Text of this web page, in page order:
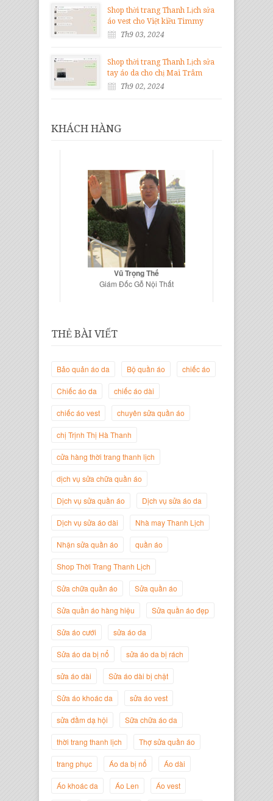
Shop thời trang Thanh Lịch sửa
áo vest cho Việt kiều Timmy
Th9 03, 2024
Shop thời trang Thanh Lịch sửa
tay áo da cho chị Mai Trâm
Th9 02, 2024
KHÁCH HÀNG
Vũ Trọng Thế
Giám Đốc Gỗ Nội Thất
Trịnh Thị Hà Thanh
Trang Thanh Lịch
Nguyễn Minh Đức
Nguyễn
THẺ BÀI VIẾT
Bảo quản áo da Bộ quần áo chiếc áo
Chiếc áo da chiếc áo dài
chiếc áo vest chuyên sửa quần áo
chị Trịnh Thị Hà Thanh
cửa hàng thời trang thanh lịch
dịch vụ sửa chữa quần áo
Dịch vụ sửa quần áo Dịch vụ sửa áo da
Dịch vụ sửa áo dài Nhà may Thanh Lịch
Nhận sửa quần áo quần áo
Shop Thời Trang Thanh Lịch
Sửa chữa quần áo Sửa quần áo
Sửa quần áo hàng hiệu Sửa quần áo đẹp
Sửa áo cưới sửa áo da
Sửa áo da bị nổ sửa áo da bị rách
sửa áo dài Sửa áo dài bị chật
Sửa áo khoác da sửa áo vest
sửa đầm dạ hội Sữa chữa áo da
thời trang thanh lịch Thợ sửa quần áo
trang phục Áo da bị nổ Áo dài
Áo khoác da Áo Len Áo vest